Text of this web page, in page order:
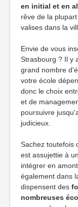
en initial et en
rêve de la
valises dans la
Envie de vous
Strasbourg ? Il y
grand nombre
votre école
donc le choix
et de
poursuivre
judicieux.
Sachez toutefois
est assujettie à
intégrer en
également dans
dispensent des
nombreuses